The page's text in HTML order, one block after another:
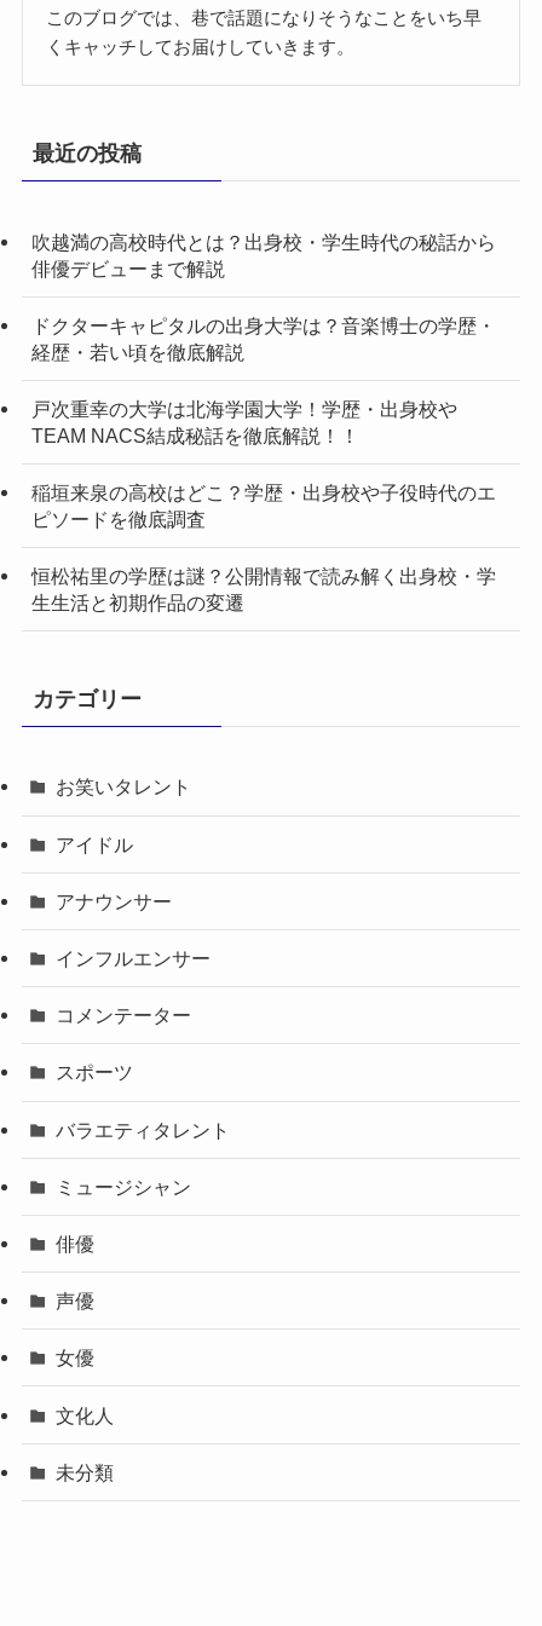
このブログでは、巷で話題になりそうなことをいち早
くキャッチしてお届けしていきます。
最近の投稿
吹越満の高校時代とは？出身校・学生時代の秘話から
俳優デビューまで解説
ドクターキャピタルの出身大学は？音楽博士の学歴・
経歴・若い頃を徹底解説
戸次重幸の大学は北海学園大学！学歴・出身校や
TEAM NACS結成秘話を徹底解説！！
稲垣来泉の高校はどこ？学歴・出身校や子役時代のエ
ピソードを徹底調査
恒松祐里の学歴は謎？公開情報で読み解く出身校・学
生生活と初期作品の変遷
カテゴリー
お笑いタレント
アイドル
アナウンサー
インフルエンサー
コメンテーター
スポーツ
バラエティタレント
ミュージシャン
俳優
声優
女優
文化人
未分類